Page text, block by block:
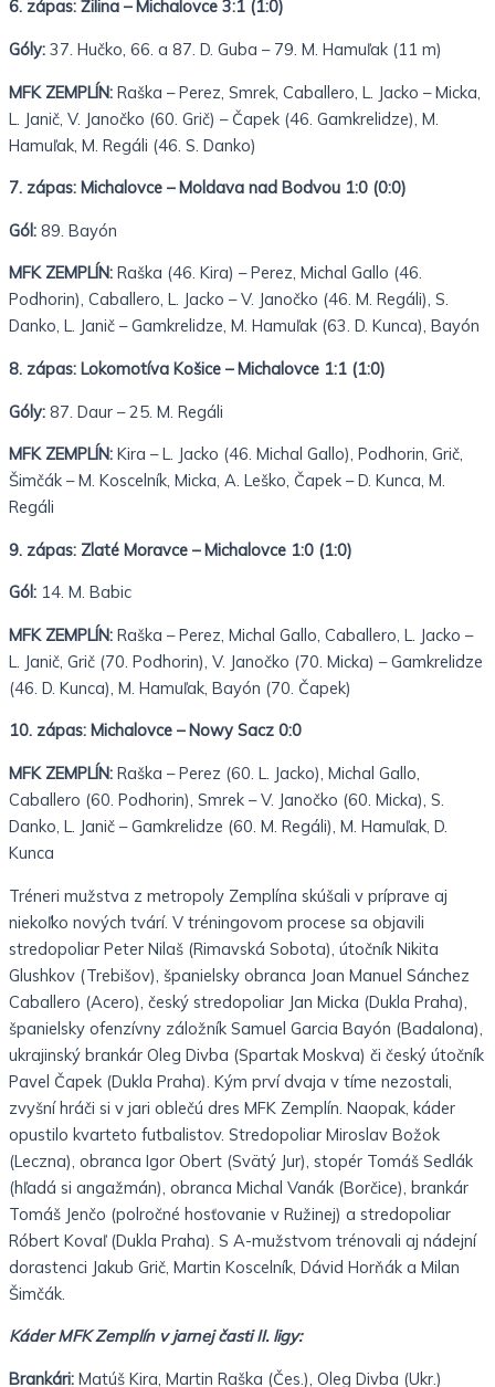
6. zápas: Žilina – Michalovce 3:1 (1:0)
Góly: 37. Hučko, 66. a 87. D. Guba – 79. M. Hamuľak (11 m)
MFK ZEMPLÍN: Raška – Perez, Smrek, Caballero, L. Jacko – Micka,
L. Janič, V. Janočko (60. Grič) – Čapek (46. Gamkrelidze), M.
Hamuľak, M. Regáli (46. S. Danko)
7. zápas: Michalovce – Moldava nad Bodvou 1:0 (0:0)
Gól: 89. Bayón
MFK ZEMPLÍN: Raška (46. Kira) – Perez, Michal Gallo (46.
Podhorin), Caballero, L. Jacko – V. Janočko (46. M. Regáli), S.
Danko, L. Janič – Gamkrelidze, M. Hamuľak (63. D. Kunca), Bayón
8. zápas: Lokomotíva Košice – Michalovce 1:1 (1:0)
Góly: 87. Daur – 25. M. Regáli
MFK ZEMPLÍN: Kira – L. Jacko (46. Michal Gallo), Podhorin, Grič,
Šimčák – M. Koscelník, Micka, A. Leško, Čapek – D. Kunca, M.
Regáli
9. zápas: Zlaté Moravce – Michalovce 1:0 (1:0)
Gól: 14. M. Babic
MFK ZEMPLÍN: Raška – Perez, Michal Gallo, Caballero, L. Jacko –
L. Janič, Grič (70. Podhorin), V. Janočko (70. Micka) – Gamkrelidze
(46. D. Kunca), M. Hamuľak, Bayón (70. Čapek)
10. zápas: Michalovce – Nowy Sacz 0:0
MFK ZEMPLÍN: Raška – Perez (60. L. Jacko), Michal Gallo,
Caballero (60. Podhorin), Smrek – V. Janočko (60. Micka), S.
Danko, L. Janič – Gamkrelidze (60. M. Regáli), M. Hamuľak, D.
Kunca
Tréneri mužstva z metropoly Zemplína skúšali v príprave aj
niekoľko nových tvárí. V tréningovom procese sa objavili
stredopoliar Peter Nilaš (Rimavská Sobota), útočník Nikita
Glushkov (Trebišov), španielsky obranca Joan Manuel Sánchez
Caballero (Acero), český stredopoliar Jan Micka (Dukla Praha),
španielsky ofenzívny záložník Samuel Garcia Bayón (Badalona),
ukrajinský brankár Oleg Divba (Spartak Moskva) či český útočník
Pavel Čapek (Dukla Praha). Kým prví dvaja v tíme nezostali,
zvyšní hráči si v jari oblečú dres MFK Zemplín. Naopak, káder
opustilo kvarteto futbalistov. Stredopoliar Miroslav Božok
(Leczna), obranca Igor Obert (Svätý Jur), stopér Tomáš Sedlák
(hľadá si angažmán), obranca Michal Vanák (Borčice), brankár
Tomáš Jenčo (polročné hosťovanie v Ružinej) a stredopoliar
Róbert Kovaľ (Dukla Praha). S A-mužstvom trénovali aj nádejní
dorastenci Jakub Grič, Martin Koscelník, Dávid Horňák a Milan
Šimčák.
Káder MFK Zemplín v jarnej časti II. ligy:
Brankári: Matúš Kira, Martin Raška (Čes.), Oleg Divba (Ukr.)